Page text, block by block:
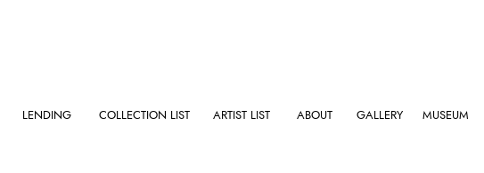
LENDING COLLECTION LIST ARTIST LIST ABOUT GALLERY MUSEUM